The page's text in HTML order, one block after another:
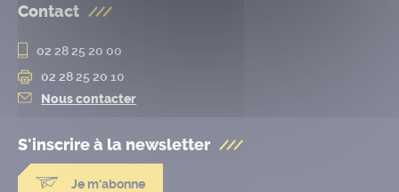
Contact
02 28 25 20 00
02 28 25 20 10
Nous contacter
S'inscrire à la newsletter
Je m'abonne